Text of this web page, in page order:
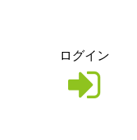
ログイン